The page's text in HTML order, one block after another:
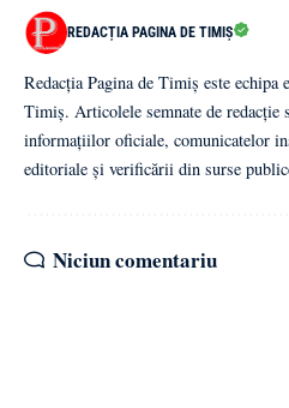
REDACȚIA PAGINA DE TIMIȘ
Redacția Pagina de Timiș este
Timiș. Articolele semnate de redacție
informațiilor oficiale, comunicatelor
editoriale și verificării din surse
Niciun comentariu